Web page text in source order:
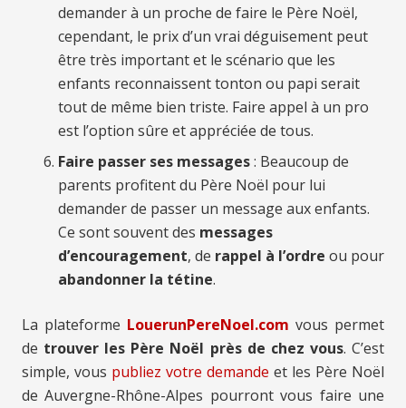
demander à un proche de faire le Père Noël,
cependant, le prix d’un vrai déguisement peut
être très important et le scénario que les
enfants reconnaissent tonton ou papi serait
tout de même bien triste. Faire appel à un pro
est l’option sûre et appréciée de tous.
Faire passer ses messages: Beaucoup de
parents profitent du Père Noël pour lui
demander de passer un message aux enfants.
Ce sont souvent des messages
d’encouragement, de rappel à l’ordre ou pour
abandonner la tétine.
La plateforme LouerunPereNoel.com vous permet
de trouver les Père Noël près de chez vous. C’est
simple, vous publiez votre demande et les Père Noël
de Auvergne-Rhône-Alpes pourront vous faire une